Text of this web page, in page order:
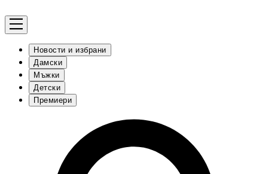
Новости и избрани
Дамски
Мъжки
Детски
Премиери